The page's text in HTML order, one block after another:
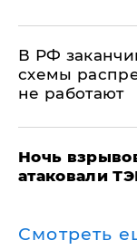
​В РФ
схемы
не работают
​Ночь
атаковали
Смотреть